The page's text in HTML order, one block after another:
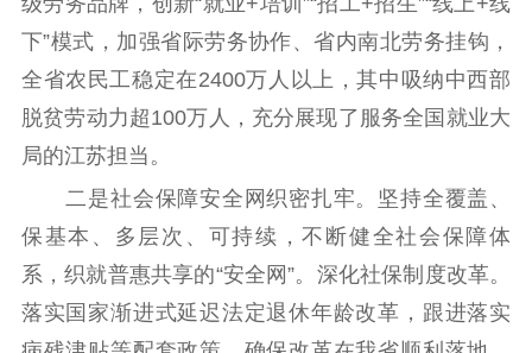
文化产业
统计分析
审读服务
新闻发布工作备
案管理系统
电影
服务
理论宣讲
共建共享平台
政工继续教育学
习平台
责任编辑注册
下”模式，加强省际劳务协作、省内南北劳务挂钩，
全省农民工稳定在2400万人以上，其中吸纳中西部
脱贫劳动力超100万人，充分展现了服务全国就业大
局的江苏担当。
二是社会保障安全网织密扎牢。坚持全覆盖、
保基本、多层次、可持续，不断健全社会保障体
系，织就普惠共享的“安全网”。深化社保制度改革。
落实国家渐进式延迟法定退休年龄改革，跟进落实